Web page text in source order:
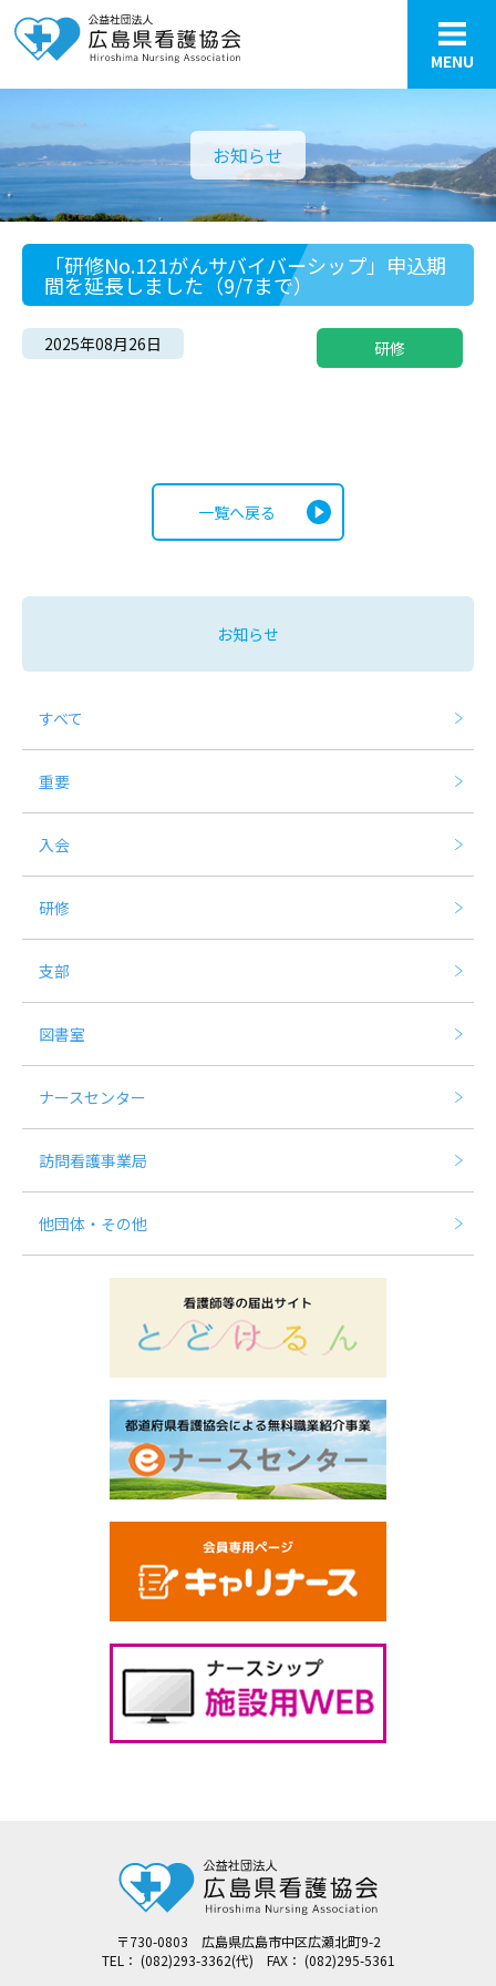
MENU
お知らせ
「研修No.121がんサバイバーシップ」申込期
間を延長しました（9/7まで）
2025年08月26日 研修
一覧へ戻る
お知らせ
すべて
重要
入会
研修
支部
図書室
ナースセンター
訪問看護事業局
他団体・その他
〒730-0803 広島県広島市中区広瀬北町9-2
TEL： (082)293-3362(代) FAX： (082)295-5361